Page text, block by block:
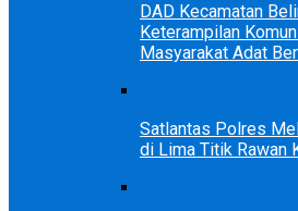
DAD Kecamatan
Keterampilan
Masyarakat Adat
Satlantas Polres
di Lima Titik Rawan